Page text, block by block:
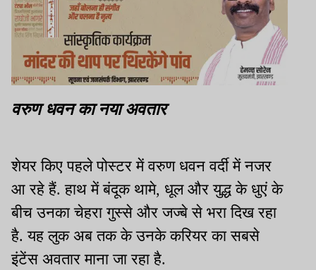
वरुण धवन का नया अवतार
शेयर किए पहले पोस्टर में वरुण धवन वर्दी में नजर
आ रहे हैं. हाथ में बंदूक थामे, धूल और युद्ध के धुएं के
बीच उनका चेहरा गुस्से और जज्बे से भरा दिख रहा
है. यह लुक अब तक के उनके करियर का सबसे
इंटेंस अवतार माना जा रहा है.